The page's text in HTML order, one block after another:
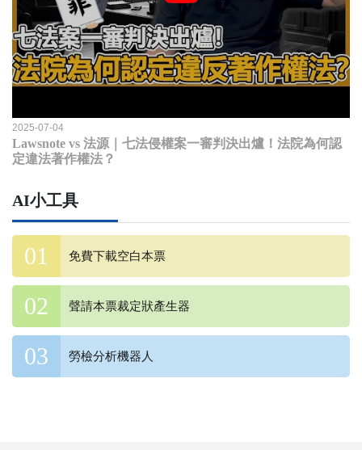
2025-07-04
Lawsnote vs 法源｜七法侵權案一審判決出爐！法院為何認
定違法著作權法？
AI小工具
免費下載空白本票
聲請本票裁定狀產生器
勞檢分析機器人